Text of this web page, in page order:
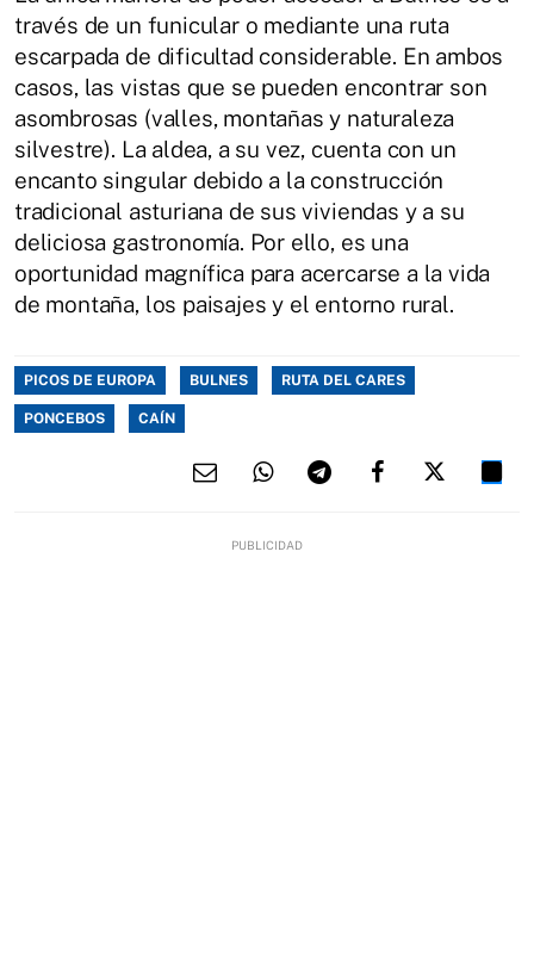
través de un funicular o mediante una ruta
escarpada de dificultad considerable. En ambos
casos, las vistas que se pueden encontrar son
asombrosas (valles, montañas y naturaleza
silvestre). La aldea, a su vez, cuenta con un
encanto singular debido a la construcción
tradicional asturiana de sus viviendas y a su
deliciosa gastronomía. Por ello, es una
oportunidad magnífica para acercarse a la vida
de montaña, los paisajes y el entorno rural.
PICOS DE EUROPA BULNES RUTA DEL CARES
PONCEBOS CAÍN